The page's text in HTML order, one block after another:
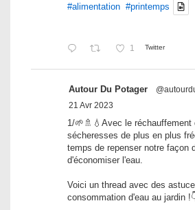
#alimentation #printemps
1 Twitter
Autour Du Potager
21 Avr 2023
1/🌱🚿💧Avec le réchauffement
sécheresses de plus en plus
temps de repenser notre façon
d'économiser l'eau.
Voici un thread avec des
consommation d'eau au jardin